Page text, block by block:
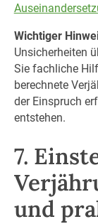
Wichtiger
Unsicherheiten
Sie fachliche
berechnete
der Einspruch
entstehen.
7.
und